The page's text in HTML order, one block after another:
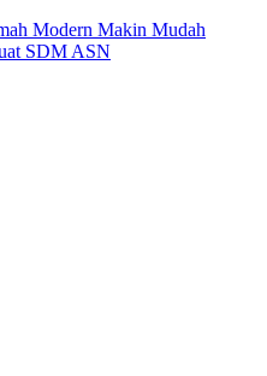
Modern Makin Mudah
SDM ASN